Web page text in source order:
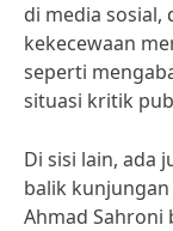
di media sosial,
kekecewaan
seperti
situasi kritik
Di sisi lain, ada
balik
Ahmad